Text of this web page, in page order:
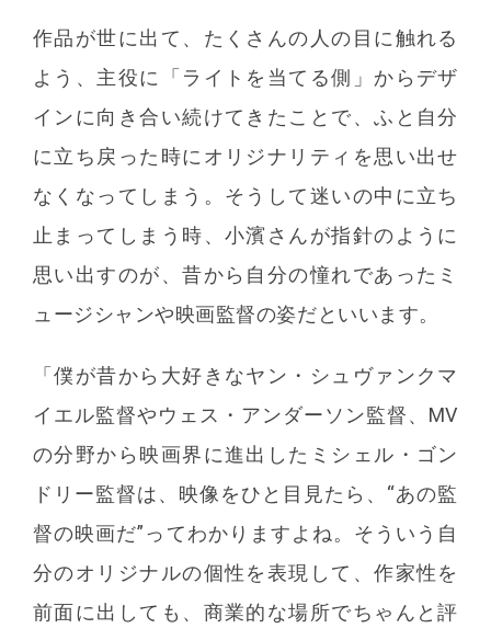
作品が世に出て、たくさんの人の目に触れる
よう、主役に「ライトを当てる側」からデザ
インに向き合い続けてきたことで、ふと自分
に立ち戻った時にオリジナリティを思い出せ
なくなってしまう。そうして迷いの中に立ち
止まってしまう時、小濱さんが指針のように
思い出すのが、昔から自分の憧れであったミ
ュージシャンや映画監督の姿だといいます。
「僕が昔から大好きなヤン・シュヴァンクマ
イエル監督やウェス・アンダーソン監督、MV
の分野から映画界に進出したミシェル・ゴン
ドリー監督は、映像をひと目見たら、“あの監
督の映画だ”ってわかりますよね。そういう自
分のオリジナルの個性を表現して、作家性を
前面に出しても、商業的な場所でちゃんと評